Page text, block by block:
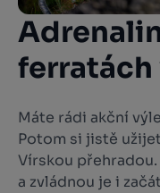
ferratách
Máte rádi akční
Potom si jistě
Vírskou
a zvládnou je i